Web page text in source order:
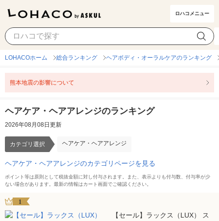
ロハコメニュー
ヘアケア・ヘアアレンジ カテゴリ選択
LOHACOホーム 総合ランキング ヘアボディ・オーラルケアのランキング
熊本地震の影響について
ヘアケア・ヘアアレンジのランキング
2026年08月08日更新
カテゴリ選択 ヘアケア・ヘアアレンジ
ヘアケア・ヘアアレンジのカテゴリページを見る
ポイント等は原則として税抜金額に対し付与されます。また、表示よりも付与数、付与率が少
ない場合があります。最新の情報はカート画面でご確認ください。
1
【セール】ラックス（LUX） ス